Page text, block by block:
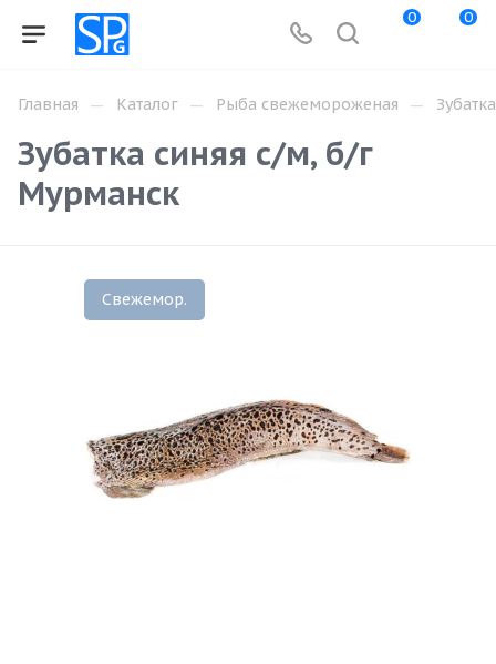
0 0
Главная — Каталог — Рыба свежемороженая — Зубатка
Зубатка синяя с/м, б/г
Мурманск
Свежемор.